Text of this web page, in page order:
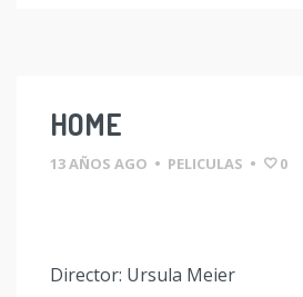
HOME
13 AÑOS AGO • PELICULAS • 0
Director: Ursula Meier